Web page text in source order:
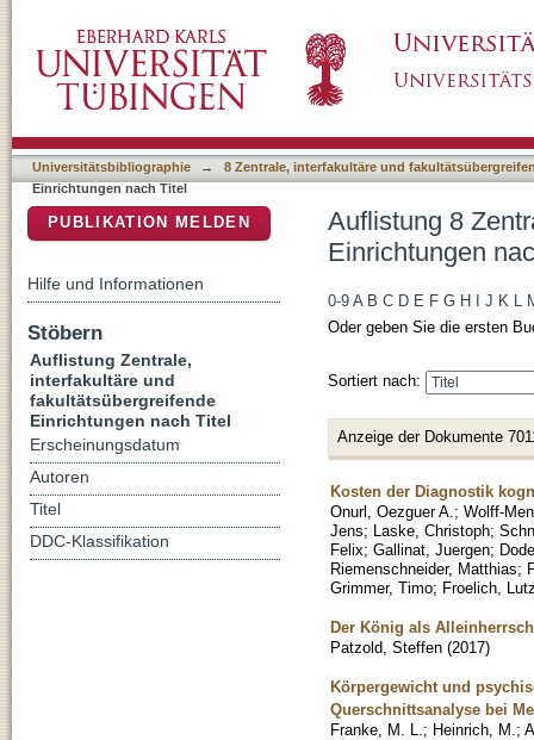
Universitätsbibliographie →
8 Zentrale, interfakultäre und
Einrichtungen nach Titel
Auflistung 8
Einrichtungen
0-9 A B C D E F G H J K L
Oder geben Sie die ersten
Sortiert nach:
Anzeige der Dokumente
Kosten der Diagnostik
Onurl, Oezguer A. ; Wolff-
Jens; Laske, Christoph;
Felix; Gallinat, Juergen;
Riemenschneider, Matthias;
Grimmer, Timo; Froelich,
Der König als
Patzold, Steffen (2017)
Körpergewicht und
Querschnittsanalyse bei
Franke, M. L. ; Heinrich, M. ;
PUBLIKATION MELDEN
Hilfe und Informationen
Stöbern
Auflistung Zentrale,
interfakultäre und
fakultätsübergreifende
Einrichtungen nach Titel
Erscheinungsdatum
Autoren
Titel
DDC-Klassifikation